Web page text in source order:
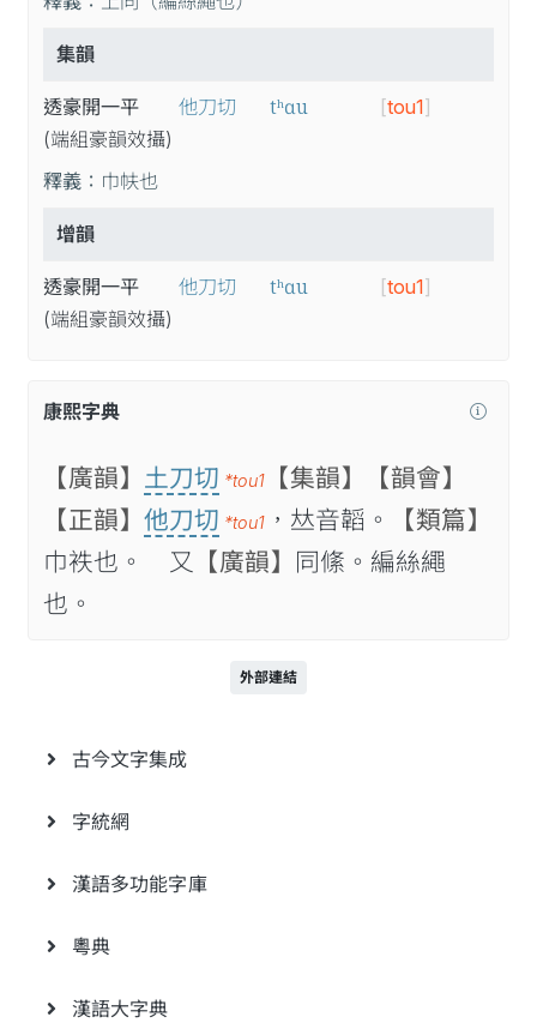
集韻
透豪開一平
(端組豪韻效攝)
他刀切 tʰɑu [tou1]
釋義： 巾㠸也
增韻
透豪開一平
(端組豪韻效攝)
他刀切 tʰɑu [tou1]
康熙字典
【廣韻】 土刀切 *tou1 【集韻】
【韻會】
【正韻】 他刀切 *tou1 ，𠀤音韜。
【類篇】
巾袟也。 又
【廣韻】 同絛。編絲繩
也。
外部連結
古今文字集成
字統網
漢語多功能字庫
粵典
漢語大字典